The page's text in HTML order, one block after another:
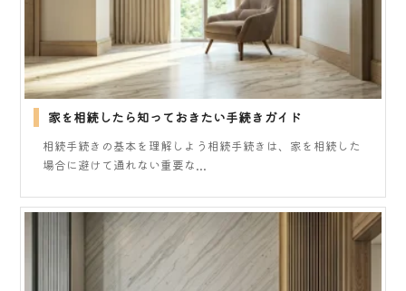
家を相続したら知っておきたい手続きガイド
相続手続きの基本を理解しよう相続手続きは、家を相続した
場合に避けて通れない重要な...